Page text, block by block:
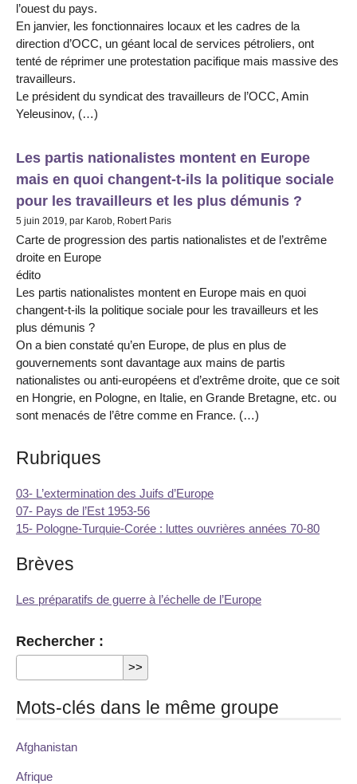
l’ouest du pays.
En janvier, les fonctionnaires locaux et les cadres de la
direction d’OCC, un géant local de services pétroliers, ont
tenté de réprimer une protestation pacifique mais massive des
travailleurs.
Le président du syndicat des travailleurs de l’OCC, Amin
Yeleusinov, (…)
Les partis nationalistes montent en Europe
mais en quoi changent-t-ils la politique sociale
pour les travailleurs et les plus démunis ?
5 juin 2019, par Karob, Robert Paris
Carte de progression des partis nationalistes et de l’extrême
droite en Europe
édito
Les partis nationalistes montent en Europe mais en quoi
changent-t-ils la politique sociale pour les travailleurs et les
plus démunis ?
On a bien constaté qu’en Europe, de plus en plus de
gouvernements sont davantage aux mains de partis
nationalistes ou anti-européens et d’extrême droite, que ce soit
en Hongrie, en Pologne, en Italie, en Grande Bretagne, etc. ou
sont menacés de l’être comme en France. (…)
Rubriques
03- L’extermination des Juifs d’Europe
07- Pays de l’Est 1953-56
15- Pologne-Turquie-Corée : luttes ouvrières années 70-80
Brèves
Les préparatifs de guerre à l’échelle de l’Europe
Rechercher :
Mots-clés dans le même groupe
Afghanistan
Afrique